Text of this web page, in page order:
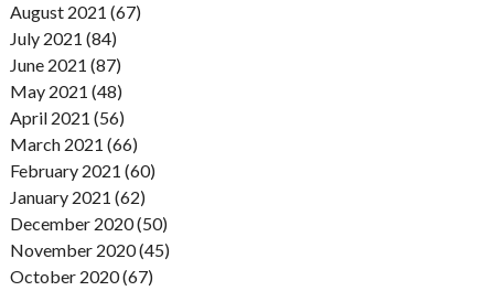
August 2021 (67)
July 2021 (84)
June 2021 (87)
May 2021 (48)
April 2021 (56)
March 2021 (66)
February 2021 (60)
January 2021 (62)
December 2020 (50)
November 2020 (45)
October 2020 (67)